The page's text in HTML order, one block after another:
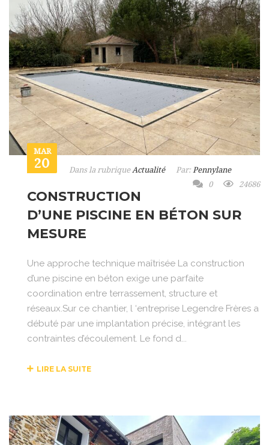
MAR
20 Dans la rubriqueActualité Par: Pennylane
0
24686
CONSTRUCTION
D’UNE PISCINE EN BÉTON SUR
MESURE
Une approche technique maîtrisée La construction
d’une piscine en béton exige une parfaite
coordination entre terrassement, structure et
réseaux.Sur ce chantier, l ‘entreprise Legendre Frères a
débuté par une implantation précise, intégrant les
contraintes d’écoulement. Le fond d...
LIRE LA SUITE